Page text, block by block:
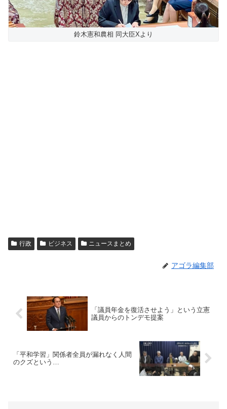
鈴木憲和農相 同大臣Xより
行政 ビジネス ニュースまとめ
アゴラ編集部
「議員年金を復活させよう」という立憲
議員からのトンデモ提案
「平和学習」関係者全員が漏れなく人間
のクズという…